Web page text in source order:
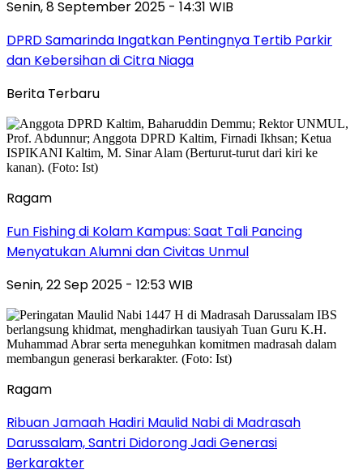
Senin, 8 September 2025 - 14:31 WIB
DPRD Samarinda Ingatkan Pentingnya Tertib Parkir
dan Kebersihan di Citra Niaga
Berita Terbaru
Ragam
Fun Fishing di Kolam Kampus: Saat Tali Pancing
Menyatukan Alumni dan Civitas Unmul
Senin, 22 Sep 2025 - 12:53 WIB
Ragam
Ribuan Jamaah Hadiri Maulid Nabi di Madrasah
Darussalam, Santri Didorong Jadi Generasi
Berkarakter